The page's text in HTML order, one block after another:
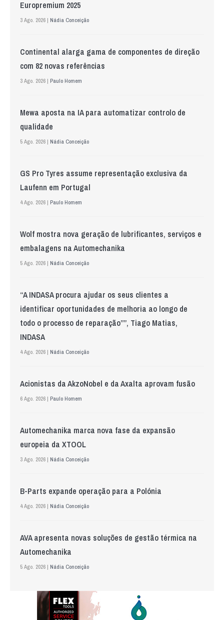
Europremium 2025
3 Ago. 2026 | Nádia Conceição
Continental alarga gama de componentes de direção
com 82 novas referências
3 Ago. 2026 | Paulo Homem
Mewa aposta na IA para automatizar controlo de
qualidade
5 Ago. 2026 | Nádia Conceição
GS Pro Tyres assume representação exclusiva da
Laufenn em Portugal
4 Ago. 2026 | Paulo Homem
Wolf mostra nova geração de lubrificantes, serviços e
embalagens na Automechanika
5 Ago. 2026 | Nádia Conceição
“A INDASA procura ajudar os seus clientes a
identificar oportunidades de melhoria ao longo de
todo o processo de reparação””, Tiago Matias,
INDASA
4 Ago. 2026 | Nádia Conceição
Acionistas da AkzoNobel e da Axalta aprovam fusão
6 Ago. 2026 | Paulo Homem
Automechanika marca nova fase da expansão
europeia da XTOOL
3 Ago. 2026 | Nádia Conceição
B-Parts expande operação para a Polónia
4 Ago. 2026 | Nádia Conceição
AVA apresenta novas soluções de gestão térmica na
Automechanika
5 Ago. 2026 | Nádia Conceição